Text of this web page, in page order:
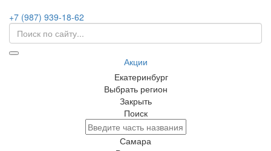
+7 (987) 939-18-62
Акции
Екатеринбург
Выбрать регион
Закрыть
Поиск
Самара